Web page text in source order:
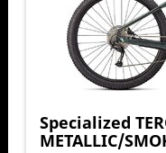
Specialized
METALLIC/